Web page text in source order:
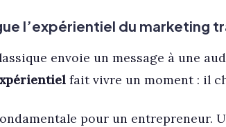
l’expérientiel du marketing
envoie un message à une
fait vivre un moment : il
pour un entrepreneur.